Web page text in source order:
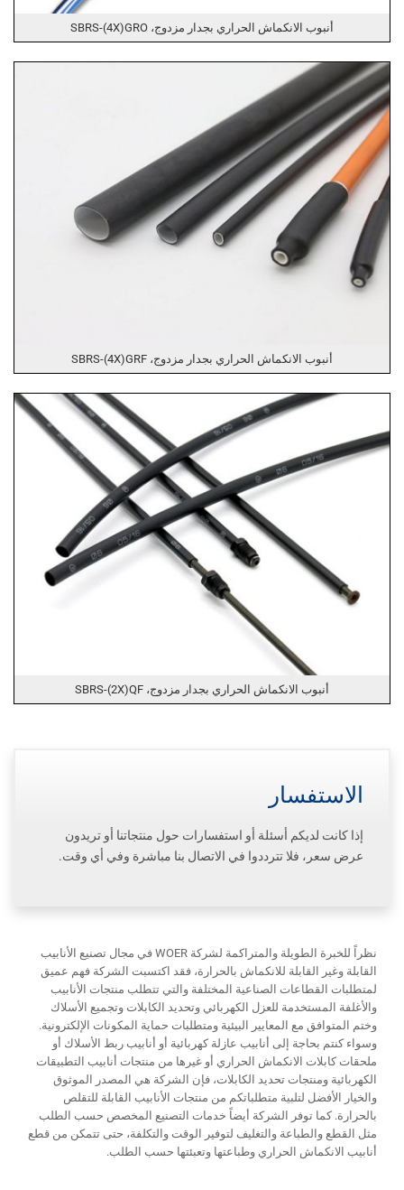
أنبوب الانكماش الحراري بجدار مزدوج، SBRS-(4X)GRO
أنبوب الانكماش الحراري بجدار مزدوج، SBRS-(4X)GRF
أنبوب الانكماش الحراري بجدار مزدوج، SBRS-(2X)QF
الاستفسار
إذا كانت لديكم أسئلة أو استفسارات حول منتجاتنا أو تريدون
عرض سعر، فلا تترددوا في الاتصال بنا مباشرة وفي أي وقت.
نظراً للخبرة الطويلة والمتراكمة لشركة WOER في مجال تصنيع الأنابيب
القابلة وغير القابلة للانكماش بالحرارة، فقد اكتسبت الشركة فهم عميق
لمتطلبات القطاعات الصناعية المختلفة والتي تتطلب منتجات الأنابيب
والأغلفة المستخدمة للعزل الكهربائي وتحديد الكابلات وتجميع الأسلاك
وختم المتوافق مع المعايير البيئية ومتطلبات حماية المكونات الإلكترونية.
وسواء كنتم بحاجة إلى أنابيب عازلة كهربائية أو أنابيب ربط الأسلاك أو
ملحقات كابلات الانكماش الحراري أو غيرها من منتجات أنابيب التطبيقات
الكهربائية ومنتجات تحديد الكابلات، فإن الشركة هي المصدر الموثوق
والخيار الأفضل لتلبية متطلباتكم من منتجات الأنابيب القابلة للتقلص
بالحرارة. كما توفر الشركة أيضاً خدمات التصنيع المخصص حسب الطلب
مثل القطع والطباعة والتغليف لتوفير الوقت والتكلفة، حتى تتمكن من قطع
أنابيب الانكماش الحراري وطباعتها وتعبئتها حسب الطلب.